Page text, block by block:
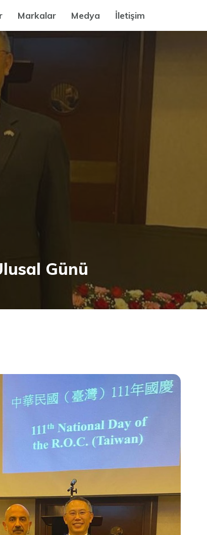
Markalar Medya İletişim
Günü